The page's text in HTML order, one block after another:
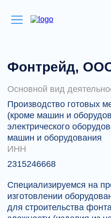
Фонтрейд,
Основной вид
Производство готовых
(кроме машин и
электрического
машин и оборудования
ИНН
2315246668
Специализируемся на
изготовлении
для строительства